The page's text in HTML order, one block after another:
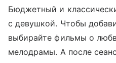
Бюджетный и
с девушкой. Чтобы
выбирайте фильмы о
мелодрамы. А после